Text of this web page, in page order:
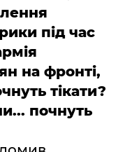
під час
на фронті,
тікати?
почнуть